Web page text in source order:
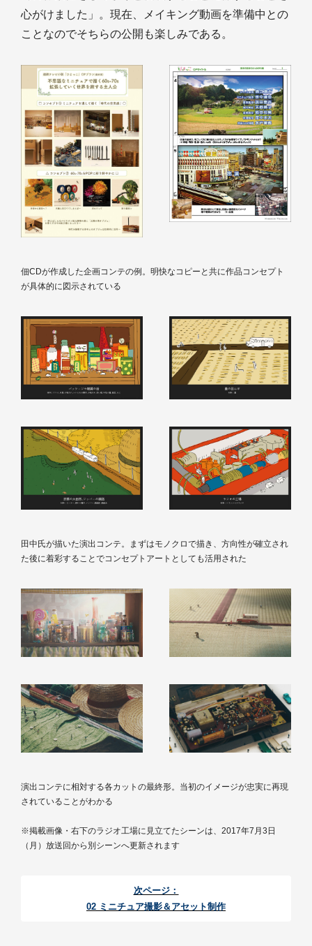
心がけました」。現在、メイキング動画を準備中との
ことなのでそちらの公開も楽しみである。
佃CDが作成した企画コンテの例。明快なコピーと共に作品コンセプト
が具体的に図示されている
田中氏が描いた演出コンテ。まずはモノクロで描き、方向性が確立され
た後に着彩することでコンセプトアートとしても活用された
演出コンテに相対する各カットの最終形。当初のイメージが忠実に再現
されていることがわかる
※掲載画像・右下のラジオ工場に見立てたシーンは、2017年7月3日
（月）放送回から別シーンへ更新されます
次ページ：
02 ミニチュア撮影＆アセット制作